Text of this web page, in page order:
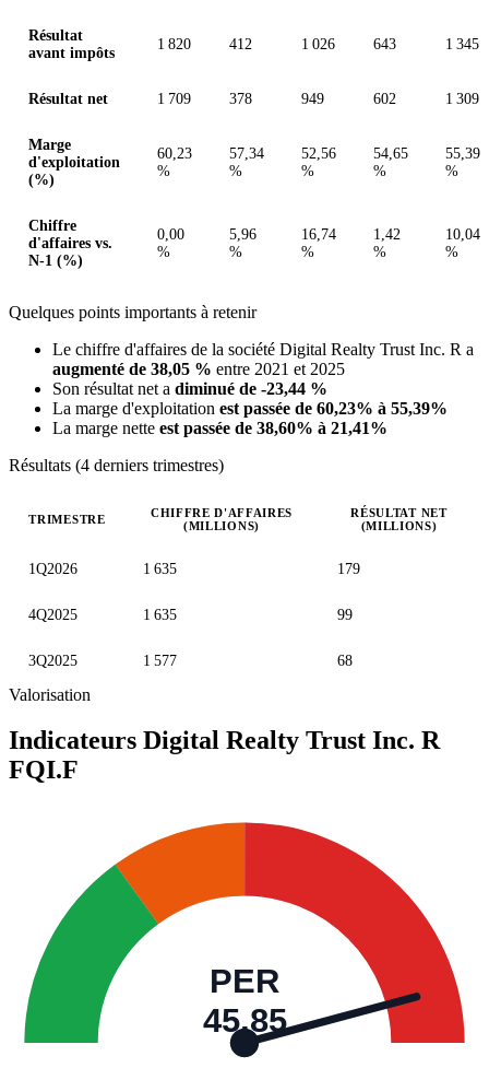
Résultat
avant impôts
1 820 412 1 026 643 1 345
Résultat net 1 709 378 949 602 1 309
Marge
d'exploitation
(%)
60,23
%
57,34
%
52,56
%
54,65
%
55,39
%
Chiffre
d'affaires vs.
N-1 (%)
0,00
%
5,96
%
16,74
%
1,42
%
10,04
%
Quelques points importants à retenir
Le chiffre d'affaires de la société Digital Realty Trust Inc. R a
augmenté de 38,05 % entre 2021 et 2025
Son résultat net a diminué de -23,44 %
La marge d'exploitation est passée de 60,23% à 55,39%
La marge nette est passée de 38,60% à 21,41%
Résultats (4 derniers trimestres)
TRIMESTRE
CHIFFRE D'AFFAIRES
(MILLIONS)
RÉSULTAT NET
(MILLIONS)
1Q2026 1 635 179
4Q2025 1 635 99
3Q2025 1 577 68
Valorisation
Indicateurs Digital Realty Trust Inc. R
FQI.F
PER
45,85